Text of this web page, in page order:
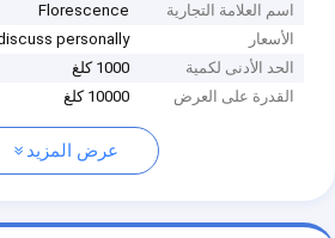
اسم العلامة التجارية
Florescence
الأسعار
personally
الحد الأدنى لكمية
1000 كلغ
القدرة على العرض
10000 كلغ
عرض المزيد